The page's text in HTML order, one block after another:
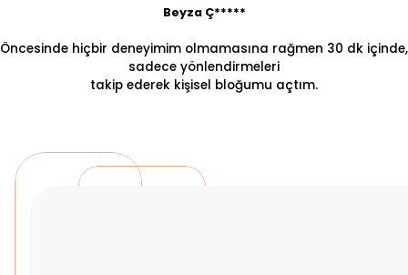
Beyza Ç*****
Öncesinde hiçbir deneyimim olmamasına rağmen 30 dk içinde,
sadece yönlendirmeleri
takip ederek kişisel bloğumu açtım.